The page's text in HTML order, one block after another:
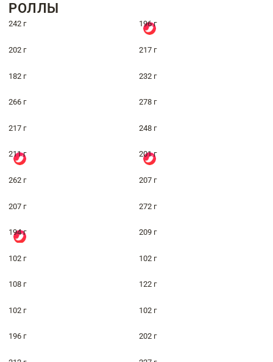
РОЛЛЫ
242 г 196 г
202 г 217 г
182 г 232 г
266 г 278 г
217 г 248 г
211 г 201 г
262 г 207 г
207 г 272 г
194 г 209 г
102 г 102 г
108 г 122 г
102 г 102 г
196 г 202 г